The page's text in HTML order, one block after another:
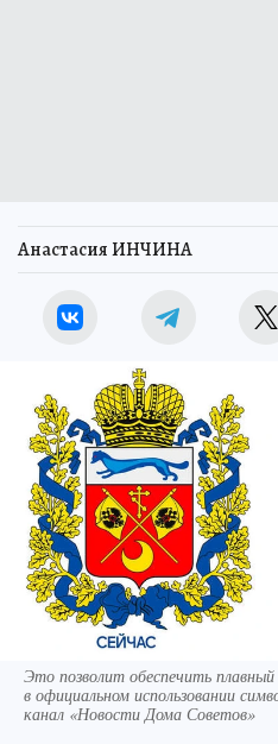
Анастасия ИНЧИНА
Это позволит обеспечить
в официальном использовании
канал «Новости Дома Советов»